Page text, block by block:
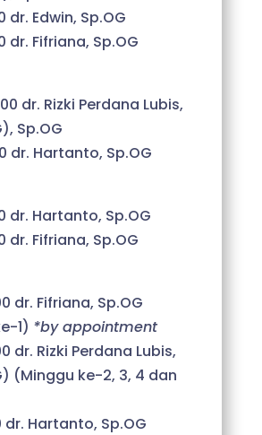
dr. Edwin, Sp.OG
dr. Fifriana, Sp.OG
dr. Rizki Perdana Lubis,
Sp.OG
dr. Hartanto, Sp.OG
dr. Hartanto, Sp.OG
dr. Fifriana, Sp.OG
dr. Fifriana, Sp.OG
1) *by appointment
dr. Rizki Perdana Lubis,
(Minggu ke-2, 3, 4 dan
dr. Hartanto, Sp.OG